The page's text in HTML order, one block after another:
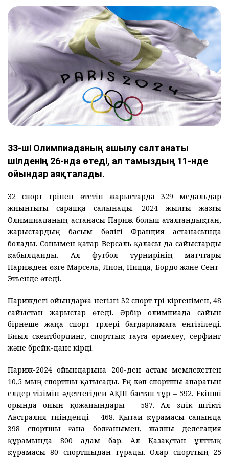
33-ші Олимпиаданың ашылу салтанаты
шілденің 26-нда өтеді, ал тамыздың 11-нде
ойындар аяқталады.
32 спорт түрінен өтетін жарыстарда 329 медальдар
жиынтығы сарапқа салынады. 2024 жылғы жазғы
Олимпиаданың астанасы Париж болып аталғандықтан,
жарыстардың басым бөлігі Франция астанасында
болады. Сонымен қатар Версаль қаласы да сайыстарды
қабылдайды. Ал футбол турнирінің матчтары
Парижден өзге Марсель, Лион, Ницца, Бордо және Сент-
Этьенде өтеді.
Париждегі ойындарға негізгі 32 спорт түрі кіргенімен, 48
сайыстан жарыстар өтеді. Әрбір олимпиада сайын
бірнеше жаңа спорт түрлері бағдарламаға енгізіледі.
Биыл скейтбординг, спорттық тауға өрмелеу, серфинг
және брейк-данс кірді.
Париж-2024 ойындарына 200-ден астам мемлекеттен
10,5 мың спортшы қатысады. Ең көп спортшы апаратын
елдер тізімін әдеттегідей АҚШ бастап тұр – 592. Екінші
орында ойын қожайындары – 587. Ал үздік үштікті
Австралия түйіндейді – 468. Қытай құрамасы сапында
398 спортшы ғана болғанымен, жалпы делегация
құрамында 800 адам бар. Ал Қазақстан ұлттық
құрамасы 80 спортшыдан тұрады. Олар спорттың 25